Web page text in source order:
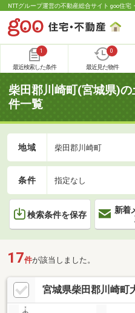
NTTグループ運営の不動産総合サイト goo住宅
1
最近検索した条件
0
最近見た物件
柴田郡川崎町(宮城県)の
件一覧
地域 柴田郡川崎町
条件 指定なし
検索条件を保存
新着
17件が該当しました。
宮城県柴田郡川崎町